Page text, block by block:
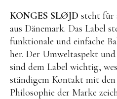
activity
lotes
Konges
KUMI
KONGES SLØJD steht für
aus Dänemark. Das Label
funktionale und einfache
her. Der Umweltaspekt
sind dem Label wichtig,
ständigem Kontakt mit
Philosophie der Marke